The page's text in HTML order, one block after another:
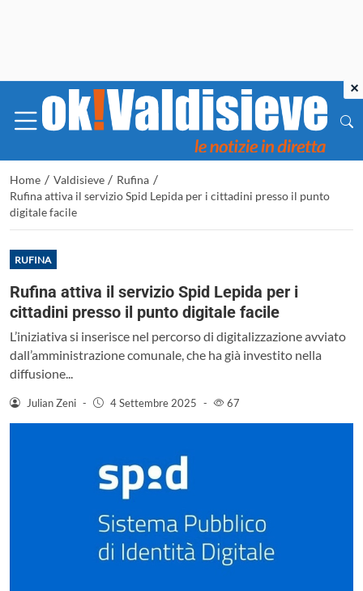
Home / Valdisieve / Rufina /
Rufina attiva il servizio Spid Lepida per i cittadini presso il punto
digitale facile
RUFINA
Rufina attiva il servizio Spid Lepida per i
cittadini presso il punto digitale facile
L’iniziativa si inserisce nel percorso di digitalizzazione avviato
dall’amministrazione comunale, che ha già investito nella
diffusione...
Julian Zeni - 4 Settembre 2025 - 67
×